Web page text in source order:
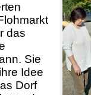
das
Sie
Idee
Dorf